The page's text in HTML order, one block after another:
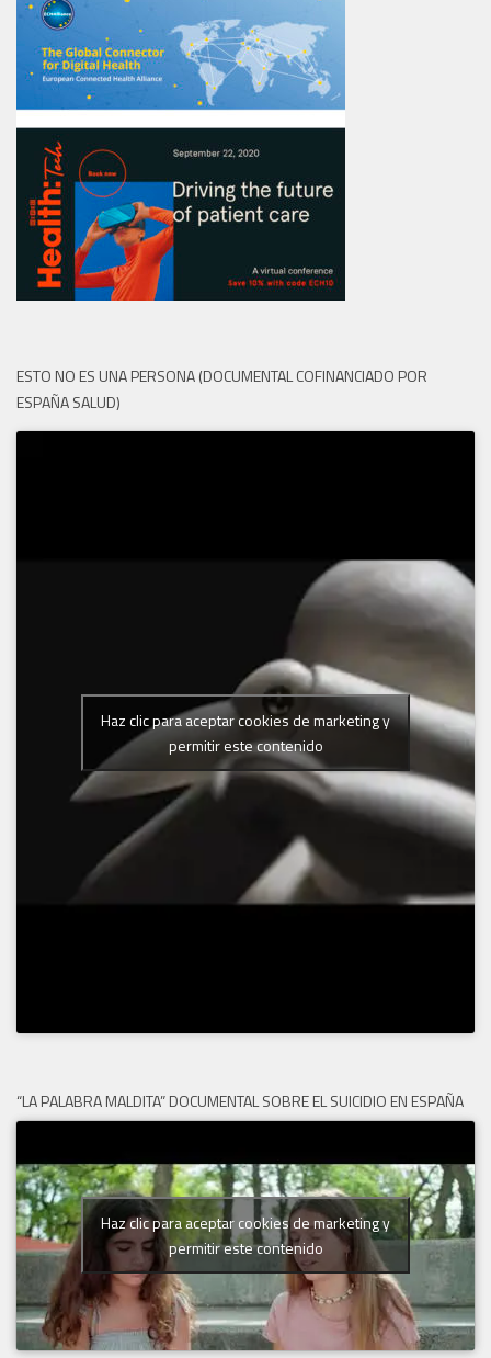
ESTO NO ES UNA PERSONA (DOCUMENTAL COFINANCIADO POR
ESPAÑA SALUD)
Haz clic para aceptar cookies de marketing y
permitir este contenido
“LA PALABRA MALDITA” DOCUMENTAL SOBRE EL SUICIDIO EN ESPAÑA
Haz clic para aceptar cookies de marketing y
permitir este contenido